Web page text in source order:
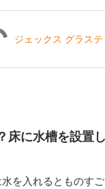
ジェックス グラス
床に水槽を設置
水を入れるとものす